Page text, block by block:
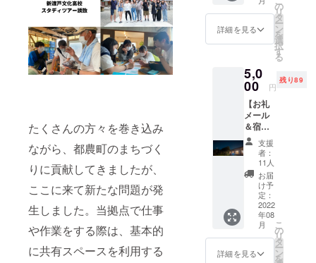
たくさんの方々を巻き込み
ながら、都農町のまちづく
りに貢献してきましたが、
ここに来て新たな問題が発
生しました。当拠点で仕事
や作業をする際は、基本的
に共有スペースを利用する
トリー
（シン
グル
ベッド
サイ
宿泊チ
ケット
・有効
期限：
2022年
8月から
2024年
1月末日
まで ・
ご予約
方法：
メール
にて
クーポ
ンを送
付後、
指定予
詳細を見る
の
リ
タ
ー
ン
を
選
択
す
る
5,0
00 円
残り89
【お礼
メール
＆宿泊
された
際に使
える
BBQチ
ケット
を提
供】 ・
1チケッ
トで1人
まで利
用可能
支援
者：
11人
お届
け予
定：
2022
年08
月
詳細を見る
こ
の
リ
タ
ー
ン
を